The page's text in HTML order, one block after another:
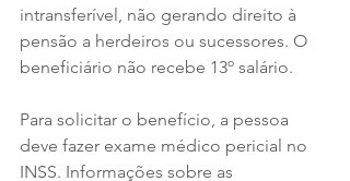
intransferível, não gerando direito à
pensão a herdeiros ou sucessores. O
beneficiário não recebe 13º salário.
Para solicitar o benefício, a pessoa
deve fazer exame médico pericial no
INSS. Informações sobre as